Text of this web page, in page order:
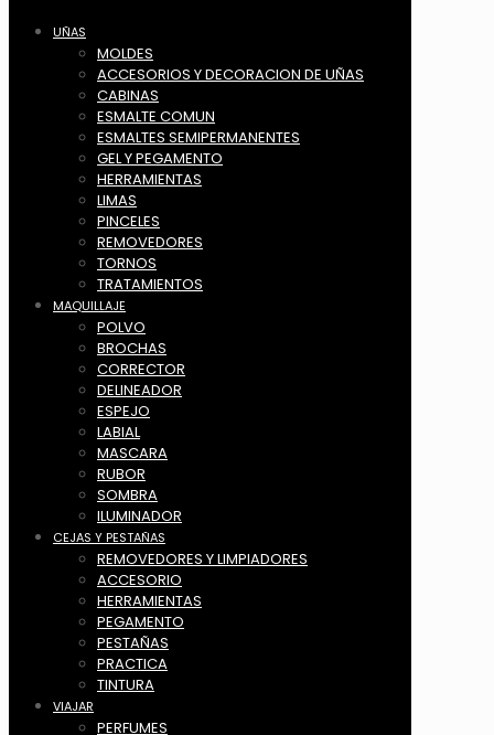
UÑAS
MOLDES
ACCESORIOS Y DECORACION DE UÑAS
CABINAS
ESMALTE COMUN
ESMALTES SEMIPERMANENTES
GEL Y PEGAMENTO
HERRAMIENTAS
LIMAS
PINCELES
REMOVEDORES
TORNOS
TRATAMIENTOS
MAQUILLAJE
POLVO
BROCHAS
CORRECTOR
DELINEADOR
ESPEJO
LABIAL
MASCARA
RUBOR
SOMBRA
ILUMINADOR
CEJAS Y PESTAÑAS
REMOVEDORES Y LIMPIADORES
ACCESORIO
HERRAMIENTAS
PEGAMENTO
PESTAÑAS
PRACTICA
TINTURA
VIAJAR
PERFUMES